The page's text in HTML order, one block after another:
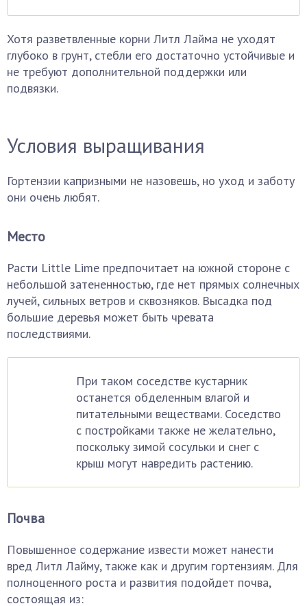
Хотя разветвленные корни Литл Лайма не уходят
глубоко в грунт, стебли его достаточно устойчивые и
не требуют дополнительной поддержки или
подвязки.
Условия выращивания
Гортензии капризными не назовешь, но уход и заботу
они очень любят.
Место
Расти Little Lime предпочитает на южной стороне с
небольшой затененностью, где нет прямых солнечных
лучей, сильных ветров и сквозняков. Высадка под
большие деревья может быть чревата
последствиями.
При таком соседстве кустарник
останется обделенным влагой и
питательными веществами. Соседство
с постройками также не желательно,
поскольку зимой сосульки и снег с
крыш могут навредить растению.
Почва
Повышенное содержание извести может нанести
вред Литл Лайму, также как и другим гортензиям. Для
полноценного роста и развития подойдет почва,
состоящая из: